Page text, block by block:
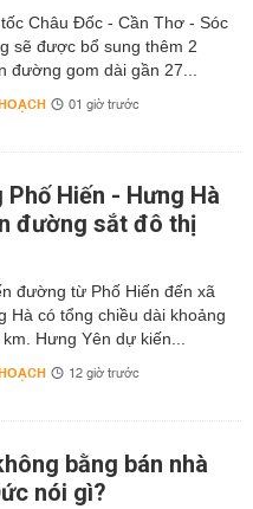
Châu Đốc - Cần Thơ - Sóc
sẽ được bổ sung thêm 2
đường gom dài gần 27...
01 giờ trước
Hiến - Hưng Hà
đường sắt đô thị
đường từ Phố Hiến đến xã
Hà có tổng chiều dài khoảng
km. Hưng Yên dự kiến...
12 giờ trước
bằng bán nhà
nói gì?